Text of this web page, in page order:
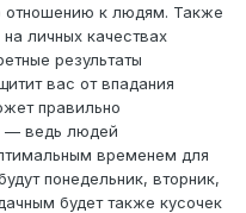
отношению к людям. Также
личных качествах
результаты
вас от впадания
правильно
— ведь людей
временем для
понедельник, вторник,
будет также кусочек